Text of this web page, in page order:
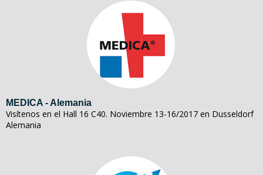
MEDICA - Alemania
Visítenos en el Hall 16 C40. Noviembre 13-16/2017 en Dusseldorf
Alemania